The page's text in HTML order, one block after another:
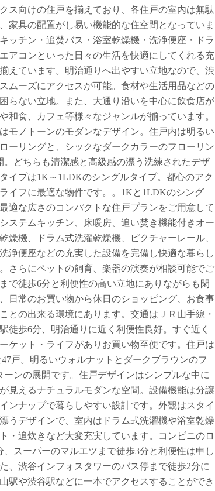
ス向けの住戸を揃えており、各住戸の室内は無駄
家具の配置がし易い機能的な住空間となっていま
ッチン・追焚バス・浴室乾燥機・洗浄便座・ドラ
アコンといった日々の生活を快適にしてくれる充
えています。明治通りへ出やすい立地なので、渋
ムーズにアクセスが可能。食材や生活用品などの
らない立地。また、大通り沿いを中心に飲食店が
和食、カフェ等様々なジャンルが揃っています。
モノトーンのモダンなデザイン。住戸内は明るい
ーリングと、シックなダークカラーのフローリン
。どちらも清潔感と高級感の漂う洗練されたデザ
イプは1K～1LDKのシングルタイプ。都心のアク
イフに最適な物件です。。1Kと1LDKのシング
適な広さのコンパクトな住戸プランをご用意して
ステムキッチン、床暖房、追い焚き機能付きオー
燥機、ドラム式洗濯乾燥機、ピクチャーレール、
浄便座などの充実した設備を完備し快適な暮らし
さらにペットの飼育、楽器の演奏が相談可能でご
で徒歩6分と利便性の高い立地にありながらも閑
日常のお買い物から休日のショッピング、お食事
との出来る環境にあります。交通はＪＲ山手線・
徒歩6分、明治通りに近く利便性良好。すぐ近く
ケット・ライフがありお買い物至便です。住戸は
戸。明るいウォルナットとダークブラウンのフ
ーンの展開です。住戸デザインはシンプルな中に
見えるナチュラルモダンな空間。設備機能は分譲
ンナップで暮らしやすい設計です。外観はスタイ
うデザインで、室内はドラム式洗濯機や浴室乾燥
・追炊きなど大変充実しています。コンビニのロ
、スーパーのマルエツまで徒歩3分と利便性は申し
、渋谷インフォスタワーのバス停まで徒歩2分に
駅や渋谷駅などに一本でアクセスすることができ